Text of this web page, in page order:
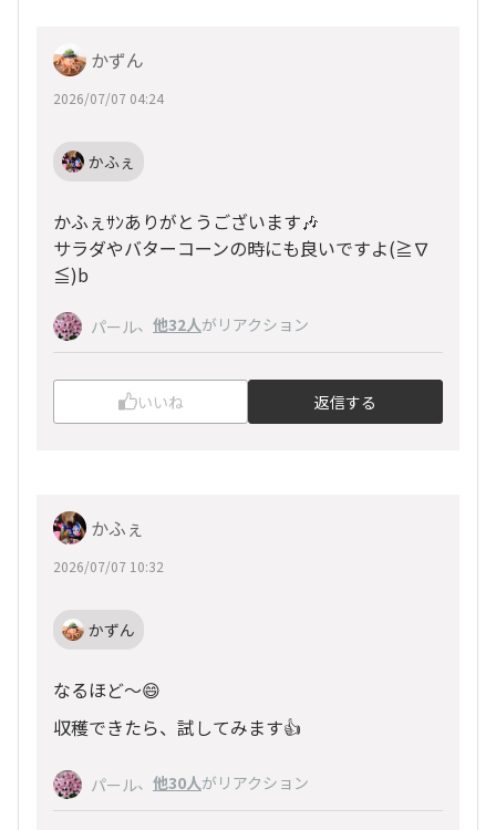
かずん
2026/07/07 04:24
かふぇ
かふぇｻﾝありがとうございます🎶
サラダやバターコーンの時にも良いですよ(≧∇
≦)b
パール、 他32人がリアクション
いいね 返信する
かふぇ
2026/07/07 10:32
かずん
なるほど～😄
収穫できたら、試してみます👍
パール、 他30人がリアクション